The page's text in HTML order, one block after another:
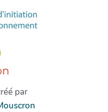
par